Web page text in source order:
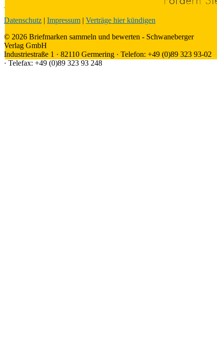
Datenschutz | Impressum | Verträge hier kündigen
© 2026 Briefmarken sammeln und bewerten - Schwaneberger
Verlag GmbH
Industriestraße 1 · 82110 Germering · Telefon: +49 (0)89 323 93-02
· Telefax: +49 (0)89 323 93 248